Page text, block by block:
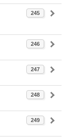
245
246
247
248
249